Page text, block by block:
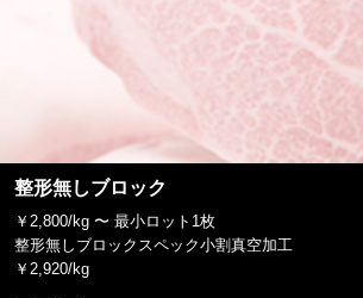
整形無しブロック
￥2,800/kg 〜 最小ロット1枚
整形無しブロックスペック小割真空加工
￥2,920/kg